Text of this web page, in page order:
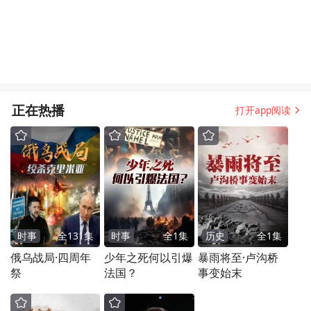
正在热播 打开app阅读
时事 全131集
俄乌战局·四周年
祭
时事 全1集
少年之死何以引爆
法国？
历史 全1集
暴雨将至·卢沟桥
事变始末